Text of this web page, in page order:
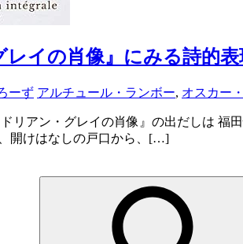
イの肖像』にみる詩的表
ーず アルチュール・ランボー, オスカー
リアン・グレイの肖像』の出だしは
開けはなしの戸口から、[…]